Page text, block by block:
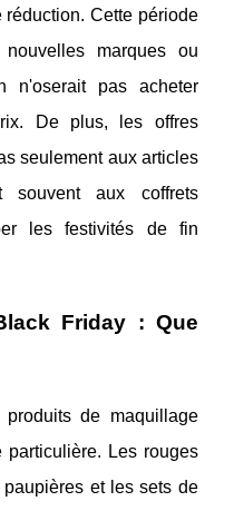
Cette période
marques ou
n'oserait pas acheter
De plus, les offres
seulement aux articles
souvent aux coffrets
les festivités de fin
Friday : Que
de maquillage
particulière. Les rouges
et les sets de